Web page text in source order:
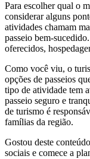
Para escolher qual o
considerar alguns
atividades chamam
passeio bem-
oferecidos,
Como você viu, o
opções de passeios
tipo de atividade tem
passeio seguro e
de turismo é
famílias da região.
Gostou deste
sociais e comece a